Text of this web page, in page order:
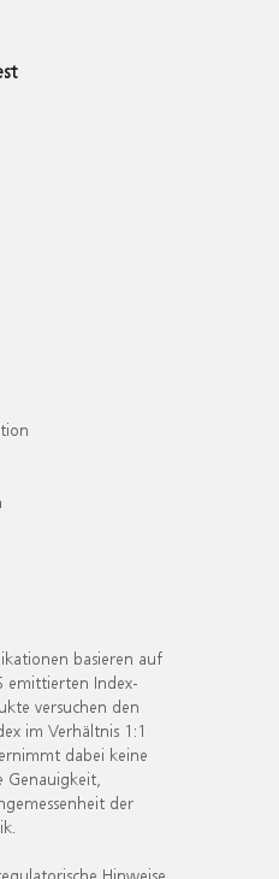
basieren auf
emittierten Index-
versuchen den
im Verhältnis 1:1
dabei keine
Genauigkeit,
der